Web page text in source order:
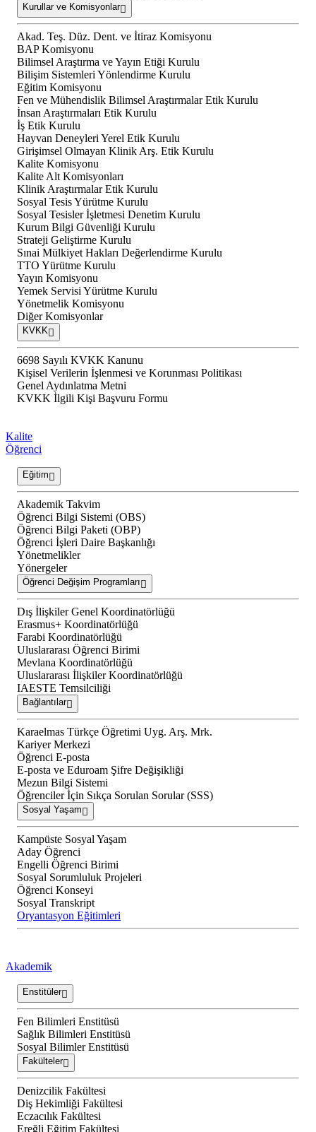
Kurullar ve Komisyonlar
Akad. Teş. Düz. Dent. ve İtiraz Komisyonu
BAP Komisyonu
Bilimsel Araştırma ve Yayın Etiği Kurulu
Bilişim Sistemleri Yönlendirme Kurulu
Eğitim Komisyonu
Fen ve Mühendislik Bilimsel Araştırmalar Etik Kurulu
İnsan Araştırmaları Etik Kurulu
İş Etik Kurulu
Hayvan Deneyleri Yerel Etik Kurulu
Girişimsel Olmayan Klinik Arş. Etik Kurulu
Kalite Komisyonu
Kalite Alt Komisyonları
Klinik Araştırmalar Etik Kurulu
Sosyal Tesis Yürütme Kurulu
Sosyal Tesisler İşletmesi Denetim Kurulu
Kurum Bilgi Güvenliği Kurulu
Strateji Geliştirme Kurulu
Sınai Mülkiyet Hakları Değerlendirme Kurulu
TTO Yürütme Kurulu
Yayın Komisyonu
Yemek Servisi Yürütme Kurulu
Yönetmelik Komisyonu
Diğer Komisyonlar
KVKK
6698 Sayılı KVKK Kanunu
Kişisel Verilerin İşlenmesi ve Korunması Politikası
Genel Aydınlatma Metni
KVKK İlgili Kişi Başvuru Formu
Kalite
Öğrenci
Eğitim
Akademik Takvim
Öğrenci Bilgi Sistemi (OBS)
Öğrenci Bilgi Paketi (OBP)
Öğrenci İşleri Daire Başkanlığı
Yönetmelikler
Yönergeler
Öğrenci Değişim Programları
Dış İlişkiler Genel Koordinatörlüğü
Erasmus+ Koordinatörlüğü
Farabi Koordinatörlüğü
Uluslararası Öğrenci Birimi
Mevlana Koordinatörlüğü
Uluslararası İlişkiler Koordinatörlüğü
IAESTE Temsilciliği
Bağlantılar
Karaelmas Türkçe Öğretimi Uyg. Arş. Mrk.
Kariyer Merkezi
Öğrenci E-posta
E-posta ve Eduroam Şifre Değişikliği
Mezun Bilgi Sistemi
Öğrenciler İçin Sıkça Sorulan Sorular (SSS)
Sosyal Yaşam
Kampüste Sosyal Yaşam
Aday Öğrenci
Engelli Öğrenci Birimi
Sosyal Sorumluluk Projeleri
Öğrenci Konseyi
Sosyal Transkript
Oryantasyon Eğitimleri
Akademik
Enstitüler
Fen Bilimleri Enstitüsü
Sağlık Bilimleri Enstitüsü
Sosyal Bilimler Enstitüsü
Fakülteler
Denizcilik Fakültesi
Diş Hekimliği Fakültesi
Eczacılık Fakültesi
Ereğli Eğitim Fakültesi